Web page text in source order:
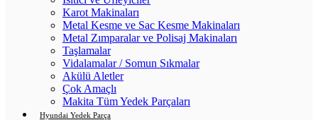
Karot Makinaları
Metal Kesme ve Sac Kesme Makinaları
Metal Zımparalar ve Polisaj Makinaları
Taşlamalar
Vidalamalar / Somun Sıkmalar
Akülü Aletler
Çok Amaçlı
Makita Tüm Yedek Parçaları
Hyundai Yedek Parça